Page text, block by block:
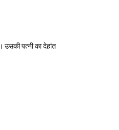
उसकी पत्नी का देहांत